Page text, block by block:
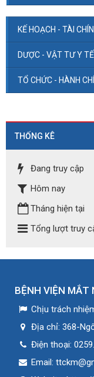
KẾ HOẠCH - TÀI
DƯỢC - VẬT TƯ Y
TỔ CHỨC - HÀNH
THỐNG KÊ
Đang truy cập
Hôm nay
Tháng hiện tại
Tổng lượt truy
BỆNH VIỆN MẮT
Chịu trách
Địa chỉ: 368-
Điện thoại:
Email: